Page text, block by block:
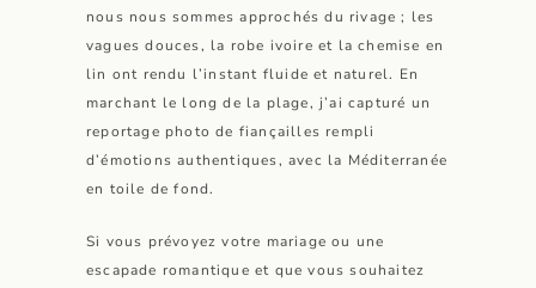
nous nous sommes approchés du rivage ; les
vagues douces, la robe ivoire et la chemise en
lin ont rendu l’instant fluide et naturel. En
marchant le long de la plage, j’ai capturé un
reportage photo de fiançailles rempli
d’émotions authentiques, avec la Méditerranée
en toile de fond.
Si vous prévoyez votre mariage ou une
escapade romantique et que vous souhaitez